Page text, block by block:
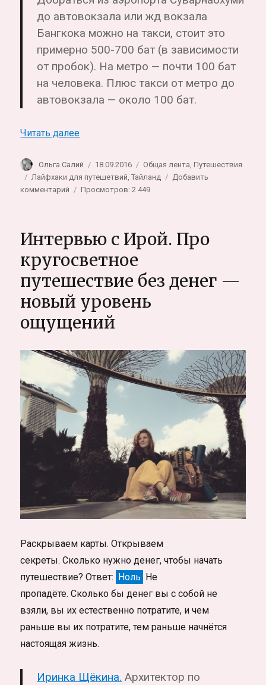
до автовокзала или жд вокзала
Бангкока можно на такси, стоит это
примерно 500-700 бат (в зависимости
от пробок). На метро — почти 100 бат
на человека. Плюс такси от метро до
автовокзала — около 100 бат.
Читать далее«Добраться из Бангкока в ЧиангМай на
Автор
Ольга Салий Опубликовано
18.09.2016 Рубрики
Общая лента ,Путешествия
Метки
Лайфхаки для путешетвий ,Тайланд
Добавить
комментарий
Бангкока
ЧиангМай
на
автобусе
или
поезде
самостоятельно
Просмотров: 2 449
Интервью с Ирой. Про
кругосветное
путешествие без денег —
новый уровень
ощущений
Раскрываем карты. Открываем
секреты. Сколько нужно денег, чтобы начать
путешествие? Ответ:
Ноль
Не
пропадёте. Сколько бы денег вы с собой не
взяли, вы их естественно потратите, и чем
раньше вы их потратите, тем раньше начнётся
настоящая жизнь.
Иринка Щёкина. Архитектор по